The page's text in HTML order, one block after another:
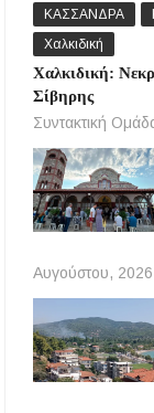
ΚΑΣΣΑΝΔΡΑ
Χαλκιδική
Χαλκιδική:
Σίβηρης
Συντακτική
Αυγούστου, 2026